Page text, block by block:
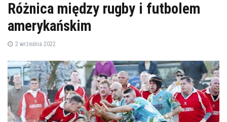
Różnica między rugby i futbolem
amerykańskim
2 września 2022